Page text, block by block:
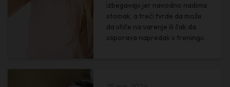
izbegavaju jer navodno nadima
stomak, a treći tvrde da može
da utiče na varenje ili čak da
usporava napredak u treningu.